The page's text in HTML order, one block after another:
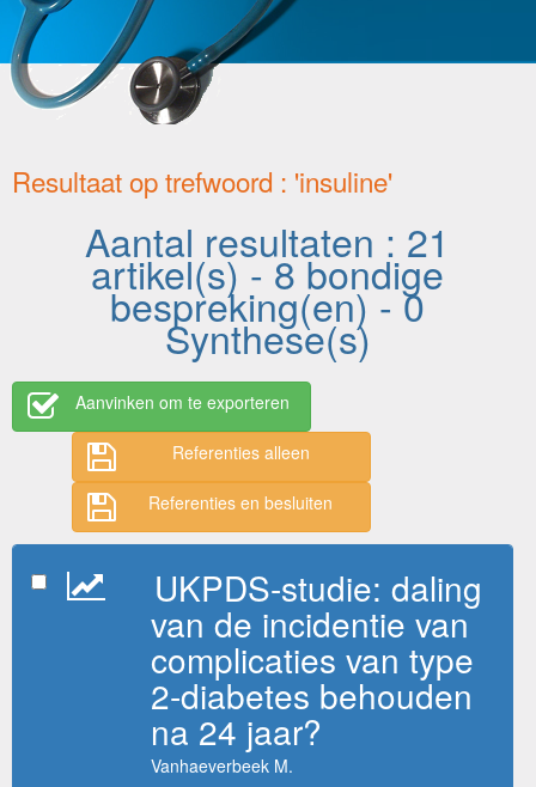
Resultaat op trefwoord : 'insuline'
Aantal resultaten : 21
artikel(s) - 8 bondige
bespreking(en) - 0
Synthese(s)
Aanvinken om te exporteren
Referenties alleen
Referenties en besluiten
UKPDS-studie: daling
van de incidentie van
complicaties van type
2-diabetes behouden
na 24 jaar?
Vanhaeverbeek M.